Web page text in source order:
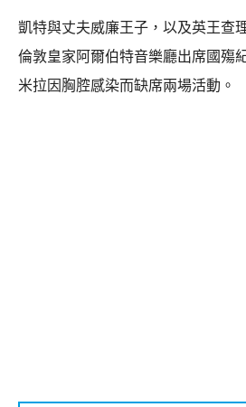
凱特與丈夫威廉王子，以及英王查
倫敦皇家阿爾伯特音樂廳出席國殤
米拉因胸腔感染而缺席兩場活動。